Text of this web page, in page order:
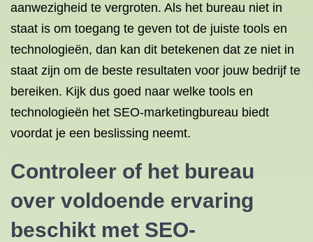
aanwezigheid te vergroten. Als het bureau niet in
staat is om toegang te geven tot de juiste tools en
technologieën, dan kan dit betekenen dat ze niet in
staat zijn om de beste resultaten voor jouw bedrijf te
bereiken. Kijk dus goed naar welke tools en
technologieën het SEO-marketingbureau biedt
voordat je een beslissing neemt.
Controleer of het bureau
over voldoende ervaring
beschikt met SEO-